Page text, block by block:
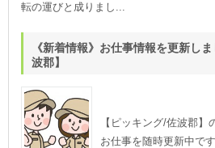
転の運びと成りまし...
《新着情報》お仕事情報を更新し
波郡】
【ピッキング/佐波郡
お仕事を随時更新中で